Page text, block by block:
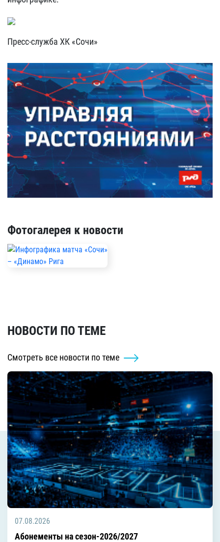
Пресс-служба ХК «Сочи»
Фотогалерея к новости
НОВОСТИ ПО ТЕМЕ
Смотреть все новости по теме
07.08.2026
Абонементы на сезон-2026/2027